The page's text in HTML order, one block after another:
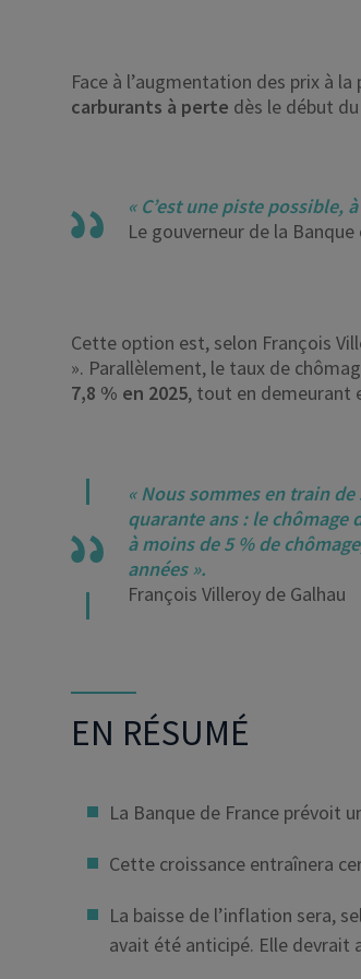
Face à l’augmentation des prix à
carburants à perte dès le début
« C’est une piste possible,
Le gouverneur de la Banque
Cette option est, selon François
». Parallèlement, le taux de
7,8 % en 2025, tout en demeurant
« Nous sommes en train
quarante ans : le chômage
à moins de 5 % de
années ».
François Villeroy de Galhau
EN RÉSUMÉ
La Banque de France prévoit
Cette croissance entraînera
La baisse de l’inflation sera,
avait été anticipé. Elle devrait